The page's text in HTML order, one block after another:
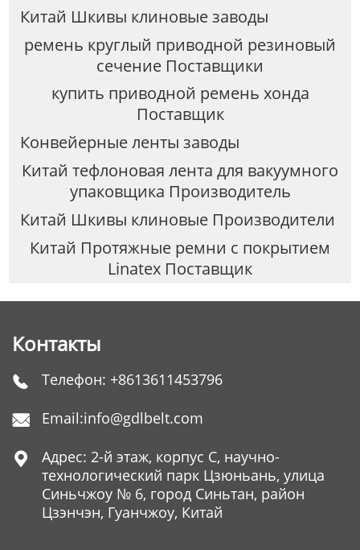
Китай Шкивы клиновые заводы
ремень круглый приводной резиновый
сечение Поставщики
купить приводной ремень хонда
Поставщик
Конвейерные ленты заводы
Китай тефлоновая лента для вакуумного
упаковщика Производитель
Китай Шкивы клиновые Производители
Китай Протяжные ремни с покрытием
Linatex Поставщик
Контакты
 Телефон: +8613611453796
 Email:info@gdlbelt.com

Адрес: 2-й этаж, корпус C, научно-
технологический парк Цзюньань, улица
Синьчжоу № 6, город Синьтан, район
Цзэнчэн, Гуанчжоу, Китай